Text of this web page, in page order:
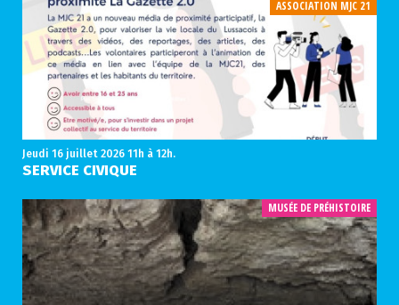
ASSOCIATION MJC 21
Jeudi 16 juillet 202611h à 12h.
SERVICE CIVIQUE
MUSÉE DE PRÉHISTOIRE